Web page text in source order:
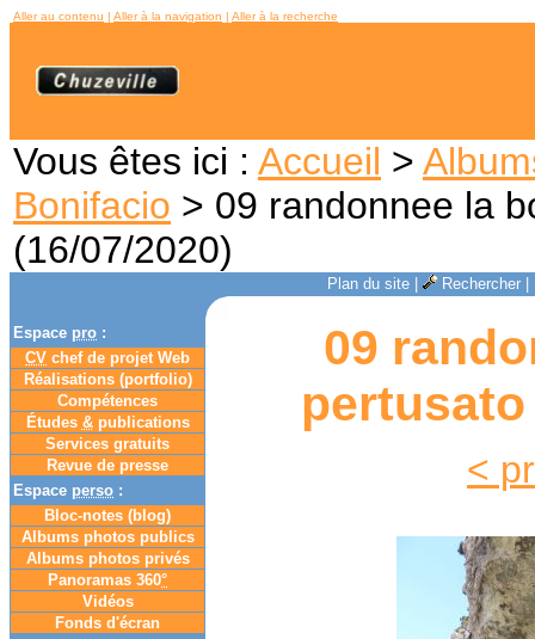
Aller au contenu | Aller à la navigation | Aller à la recherche
Vous êtes ici : Accueil >
Bonifacio > 09 randonnee la
(16/07/2020)
Plan du site| Rechercher|
Espace pro :
CV chef de projet Web
Réalisations (portfolio)
Compétences
Études &publications
Services gratuits
Revue de presse
Espace perso :
Bloc-notes (blog)
Albums photos publics
Albums photos privés
Panoramas 360°
Vidéos
Fonds d'écran
09
pertusato
<